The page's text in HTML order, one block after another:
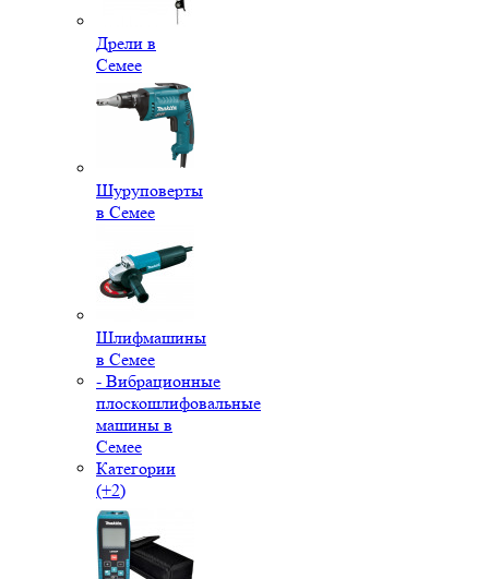
Дрели в
Семее
Шуруповерты
в Семее
Шлифмашины
в Семее
- Вибрационные
плоскошлифовальные
машины в
Семее
Категории
(+2)